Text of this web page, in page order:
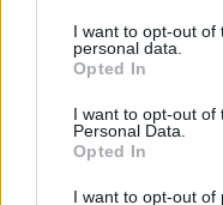
I want to opt-out of
personal data.
Opted In
I want to opt-out of
Personal Data.
Opted In
I want to opt-out of
Das stimmt und trifft
sitzen und dafür auch
das nicht an ??, die
Information zur Spiel